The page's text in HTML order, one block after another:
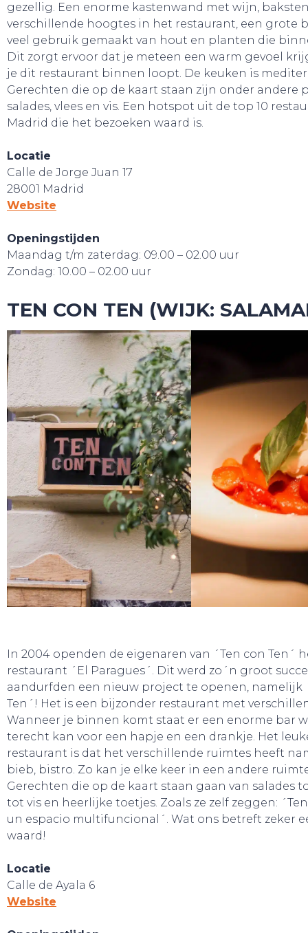
gezellig. Een enorme kastenwand met wijn,
verschillende hoogtes in het restaurant, een grote
veel gebruik gemaakt van hout en planten die
Dit zorgt ervoor dat je meteen een warm gevoel
je dit restaurant binnen loopt. De keuken is
Gerechten die op de kaart staan zijn onder andere
salades, vlees en vis. Een hotspot uit de top 10
Madrid die het bezoeken waard is.
Locatie
Calle de Jorge Juan 17
28001 Madrid
Website
Openingstijden
Maandag t/m zaterdag: 09.00 – 02.00 uur
Zondag: 10.00 – 02.00 uur
TEN CON TEN (WIJK:
In 2004 openden de eigenaren van ´Ten con Ten´
restaurant ´El Paragues´. Dit werd zo´n groot
aandurfden een nieuw project te openen, namelijk
Ten´! Het is een bijzonder restaurant met
Wanneer je binnen komt staat er een enorme bar
terecht kan voor een hapje en een drankje. Het
restaurant is dat het verschillende ruimtes heeft
bieb, bistro. Zo kan je elke keer in een andere
Gerechten die op de kaart staan gaan van salades
tot vis en heerlijke toetjes. Zoals ze zelf zeggen:
un espacio multifuncional´. Wat ons betreft zeker
waard!
Locatie
Calle de Ayala 6
Website